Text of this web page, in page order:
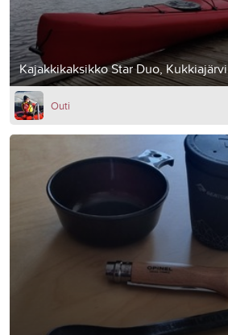
Kajakkikaksikko Star Duo, Kukkiajärvi
Outi